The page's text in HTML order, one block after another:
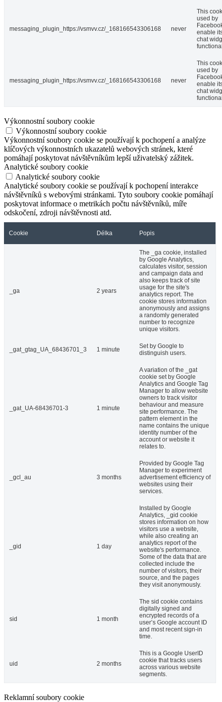
messaging_plugin_https://vsmvv.cz/_168166543306168 never
This
used by
enable
chat
messaging_plugin_https://vsmvv.cz/_168166543306168 never
This
used by
enable
chat
Výkonnostní soubory cookie
Výkonnostní soubory cookie
Výkonnostní soubory cookie se používají k pochopení a analýze
klíčových výkonnostních ukazatelů webových stránek, které
pomáhají poskytovat návštěvníkům lepší uživatelský zážitek.
Analytické soubory cookie
Analytické soubory cookie
Analytické soubory cookie se používají k pochopení interakce
návštěvníků s webovými stránkami. Tyto soubory cookie pomáhají
poskytovat informace o metrikách počtu návštěvníků, míře
odskočení, zdroji návštěvnosti atd.
Cookie Délka Popis
_ga 2 years
The _ga cookie, installed
by Google Analytics,
calculates visitor, session
and campaign data and
also keeps track of site
usage for the site's
analytics report. The
cookie stores information
anonymously and assigns
a randomly generated
number to recognize
unique visitors.
_gat_gtag_UA_68436701_3 1 minute
Set by Google to
distinguish users.
_gat_UA-68436701-3 1 minute
A variation of the _gat
cookie set by Google
Analytics and Google Tag
Manager to allow website
owners to track visitor
behaviour and measure
site performance. The
pattern element in the
name contains the unique
identity number of the
account or website it
relates to.
_gcl_au 3 months
Provided by Google Tag
Manager to experiment
advertisement efficiency of
websites using their
services.
_gid 1 day
Installed by Google
Analytics, _gid cookie
stores information on how
visitors use a website,
while also creating an
analytics report of the
website's performance.
Some of the data that are
collected include the
number of visitors, their
source, and the pages
they visit anonymously.
sid 1 month
The sid cookie contains
digitally signed and
encrypted records of a
user’s Google account ID
and most recent sign-in
time.
uid 2 months
This is a Google UserID
cookie that tracks users
across various website
segments.
Reklamní soubory cookie